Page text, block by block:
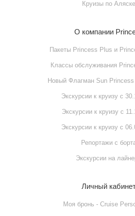
Круизы по Аляске
О компании
Пакеты Princess Plus и
Классы обслуживания
Новый Флагман Sun
Экскурсии к круизу с
Экскурсии к круизу с
Экскурсии к круизу с
Репортажи с
Экскурсии на
Личный
Моя бронь - Cruise